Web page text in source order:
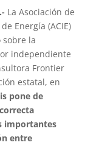
La Asociación de
Energía (ACIE)
la
independiente
Frontier
estatal, en
pone de
importantes
entre